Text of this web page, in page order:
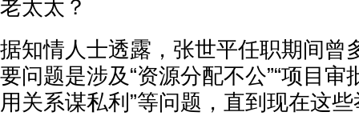
老太太？
据知情人士透露，张世平任职期间曾
要问题是涉及“资源分配不公”“项目审
用关系谋私利”等问题，直到现在这